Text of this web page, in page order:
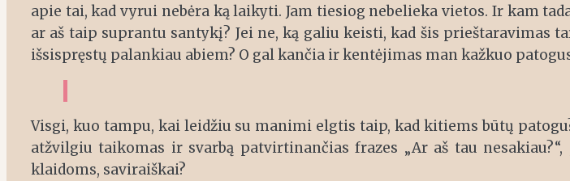
apie tai, kad vyrui nebėra ką laikyti. Jam tiesiog nebelieka vietos. Ir kam
ar aš taip suprantu santykį? Jei ne, ką galiu keisti, kad šis
išsispręstų palankiau abiem? O gal kančia ir kentėjimas man kažkuo
Visgi, kuo tampu, kai leidžiu su manimi elgtis taip, kad kitiems būtų
atžvilgiu taikomas ir svarbą patvirtinančias frazes „Ar aš tau
klaidoms, saviraiškai?